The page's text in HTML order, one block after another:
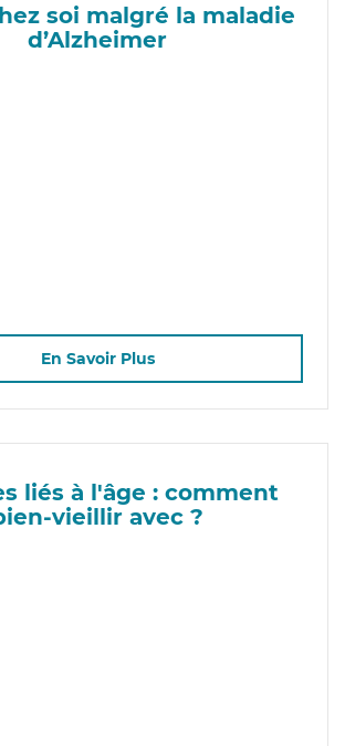
soi malgré la maladie
d’Alzheimer
En Savoir Plus
liés à l'âge : comment
vieillir avec ?